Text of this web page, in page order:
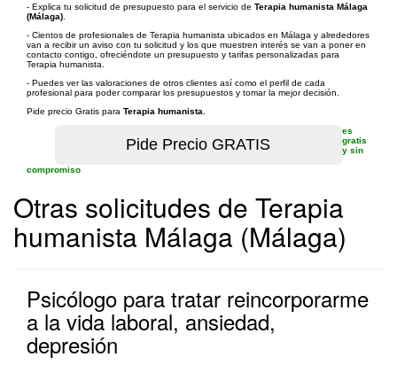
- Explica tu solicitud de presupuesto para el servicio de Terapia humanista Málaga
(Málaga)
- Cientos de profesionales de Terapia humanista ubicados en Málaga y alrededores
van a recibir un aviso con tu solicitud y los que muestren interés se van a poner en
contacto contigo, ofreciéndote un presupuesto y tarifas personalizadas para
Terapia humanista.
- Puedes ver las valoraciones de otros clientes así como el perfil de cada
profesional para poder comparar los presupuestos y tomar la mejor decisión.
Pide precio Gratis para Terapia humanista
es
gratis
y sin
compromiso
Otras solicitudes de Terapia
humanista Málaga (Málaga)
Psicólogo para tratar reincorporarme
a la vida laboral, ansiedad,
depresión